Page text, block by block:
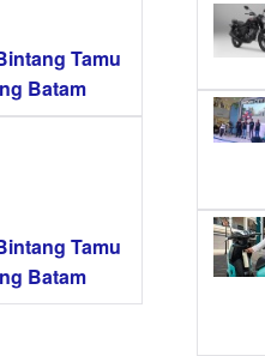
Tamu
Batam
Tamu
Batam